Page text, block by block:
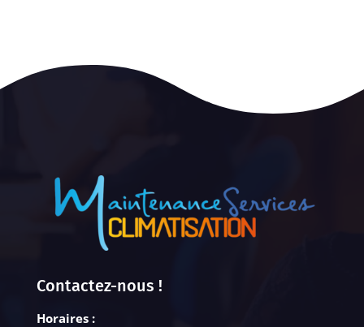
Contactez-nous !
Horaires :